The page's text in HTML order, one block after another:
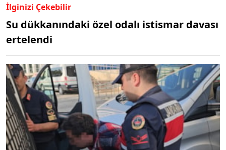
İlginizi Çekebilir
Su dükkanındaki özel odalı istismar davası
ertelendi